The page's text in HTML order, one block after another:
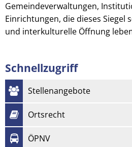
Gemeindeverwaltungen,
Einrichtungen, die dieses Siegel
und interkulturelle Öffnung
Schnellzugriff
Stellenangebote
Ortsrecht
ÖPNV